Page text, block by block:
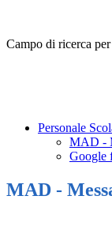
Campo di ricerca
Personale
MAD -
Google
MAD -